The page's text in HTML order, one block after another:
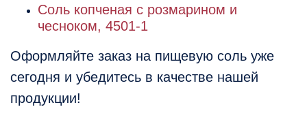
Соль копченая с розмарином и
чесноком, 4501-1
Оформляйте заказ на пищевую соль уже
сегодня и убедитесь в качестве нашей
продукции!